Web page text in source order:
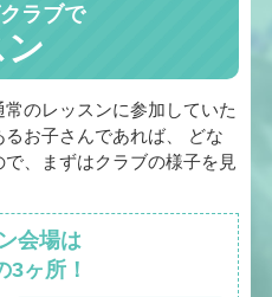
ラブで
のレッスンに参加していた
お子さんであれば、 どな
、まずはクラブの様子を見
会場は
3ヶ所！